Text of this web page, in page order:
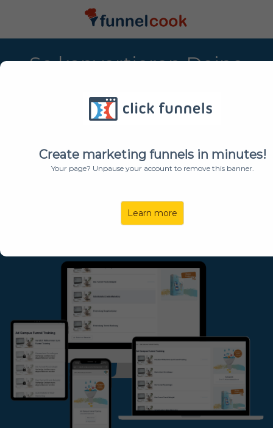
Create marketing funnels in minutes!
Your page? Unpause your account to remove this banner.
Learn more
SokonvertierenDeine
generierstdauerhaft
Anfragenfür Dein
Schritt für Schrittwie einfach die Funnel
sind ohne unnötig Zeit und Geld